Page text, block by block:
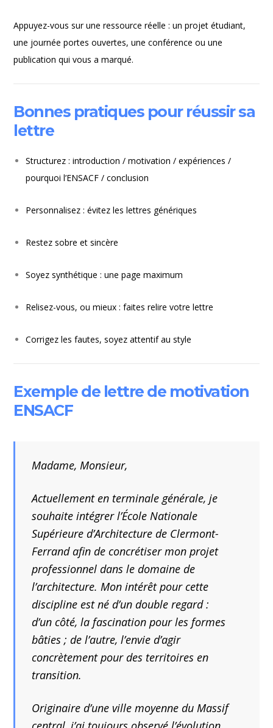
Appuyez-vous sur une ressource réelle : un projet étudiant,
une journée portes ouvertes, une conférence ou une
publication qui vous a marqué.
Bonnes pratiques pour réussir sa
lettre
Structurez : introduction / motivation / expériences /
pourquoi l’ENSACF / conclusion
Personnalisez : évitez les lettres génériques
Restez sobre et sincère
Soyez synthétique : une page maximum
Relisez-vous, ou mieux : faites relire votre lettre
Corrigez les fautes, soyez attentif au style
Exemple de lettre de motivation
ENSACF
Madame, Monsieur,
Actuellement en terminale générale, je
souhaite intégrer l’École Nationale
Supérieure d’Architecture de Clermont-
Ferrand afin de concrétiser mon projet
professionnel dans le domaine de
l’architecture. Mon intérêt pour cette
discipline est né d’un double regard :
d’un côté, la fascination pour les formes
bâties ; de l’autre, l’envie d’agir
concrètement pour des territoires en
transition.
Originaire d’une ville moyenne du Massif